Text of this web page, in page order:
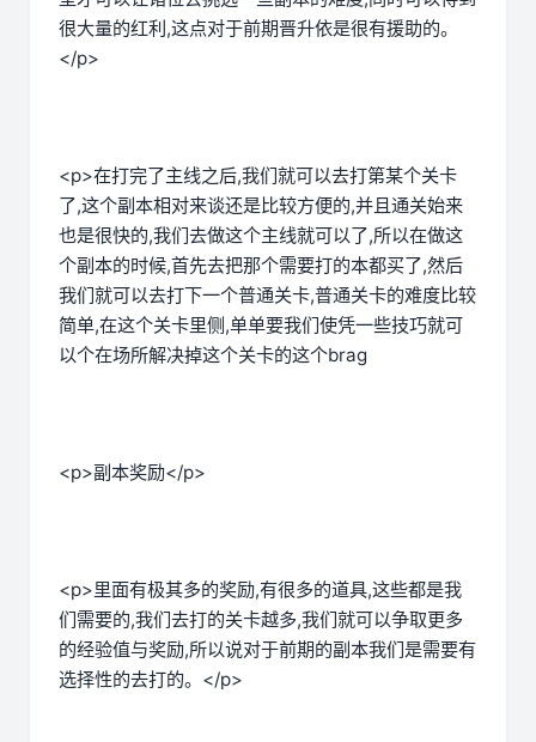
很大量的红利,这点对于前期晋升依是很有援助的。
</p>
<p>在打完了主线之后,我们就可以去打第某个关卡
了,这个副本相对来谈还是比较方便的,并且通关始来
也是很快的,我们去做这个主线就可以了,所以在做这
个副本的时候,首先去把那个需要打的本都买了,然后
我们就可以去打下一个普通关卡,普通关卡的难度比较
简单,在这个关卡里侧,单单要我们使凭一些技巧就可
以个在场所解决掉这个关卡的这个brag
<p>副本奖励</p>
<p>里面有极其多的奖励,有很多的道具,这些都是我
们需要的,我们去打的关卡越多,我们就可以争取更多
的经验值与奖励,所以说对于前期的副本我们是需要有
选择性的去打的。</p>